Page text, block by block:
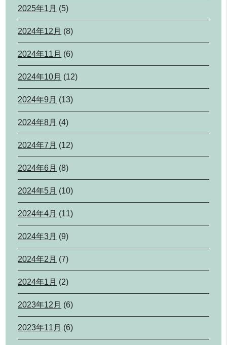
2025年1月 (5)
2024年12月 (8)
2024年11月 (6)
2024年10月 (12)
2024年9月 (13)
2024年8月 (4)
2024年7月 (12)
2024年6月 (8)
2024年5月 (10)
2024年4月 (11)
2024年3月 (9)
2024年2月 (7)
2024年1月 (2)
2023年12月 (6)
2023年11月 (6)